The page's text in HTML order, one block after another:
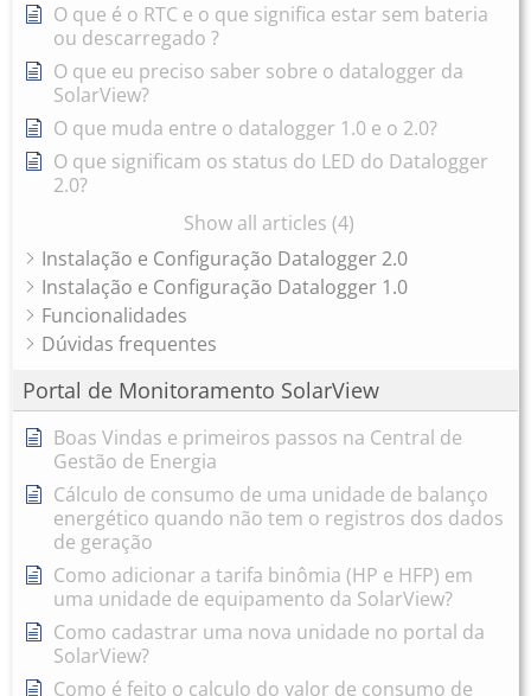
O que é o RTC e o que significa estar sem bateria
ou descarregado ?
O que eu preciso saber sobre o datalogger da
SolarView?
O que muda entre o datalogger 1.0 e o 2.0?
O que significam os status do LED do Datalogger
2.0?
Show all articles (4)
Instalação e Configuração Datalogger 2.0
Instalação e Configuração Datalogger 1.0
Funcionalidades
Dúvidas frequentes
Portal de Monitoramento SolarView
Boas Vindas e primeiros passos na Central de
Gestão de Energia
Cálculo de consumo de uma unidade de balanço
energético quando não tem o registros dos dados
de geração
Como adicionar a tarifa binômia (HP e HFP) em
uma unidade de equipamento da SolarView?
Como cadastrar uma nova unidade no portal da
SolarView?
Como é feito o calculo do valor de consumo de